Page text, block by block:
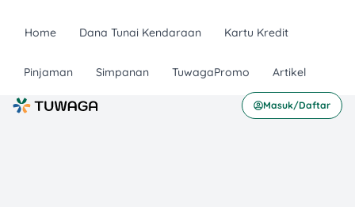
Home Dana Tunai Kendaraan Kartu Kredit
Pinjaman Simpanan TuwagaPromo Artikel
Masuk/Daftar